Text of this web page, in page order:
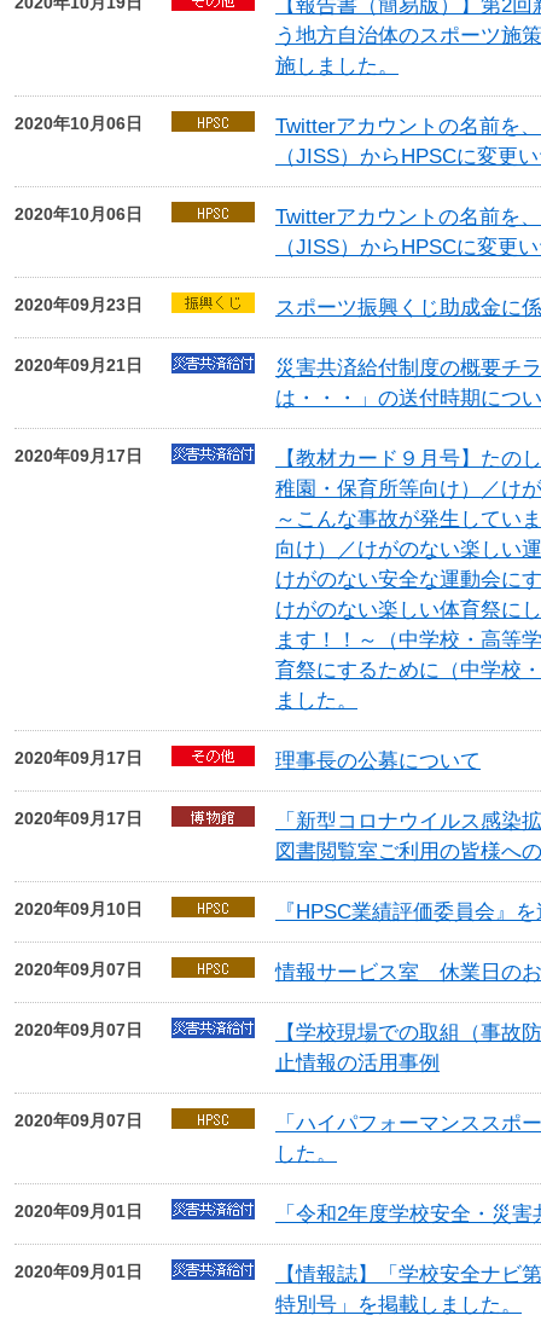
【報告書（簡易版）】第2
う地方自治体のスポーツ施
施しました。
2020年10月06日
Twitterアカウントの名前を
（JISS）からHPSCに変更
2020年10月06日
Twitterアカウントの名前を
（JISS）からHPSCに変更
2020年09月23日 スポーツ振興くじ助成金に
2020年09月21日
災害共済給付制度の概要チ
は・・・」の送付時期につ
2020年09月17日
【教材カード９月号】たの
稚園・保育所等向け）／け
～こんな事故が発生してい
向け）／けがのない楽しい
けがのない安全な運動会に
けがのない楽しい体育祭に
ます！！～（中学校・高等
育祭にするために（中学校
ました。
2020年09月17日 理事長の公募について
2020年09月17日
「新型コロナウイルス感染
図書閲覧室ご利用の皆様へ
2020年09月10日 『HPSC業績評価委員会』
2020年09月07日 情報サービス室 休業日の
2020年09月07日
【学校現場での取組（事故
止情報の活用事例
2020年09月07日
「ハイパフォーマンススポ
した。
2020年09月01日 「令和2年度学校安全・災
2020年09月01日
【情報誌】「学校安全ナビ
特別号」を掲載しました。